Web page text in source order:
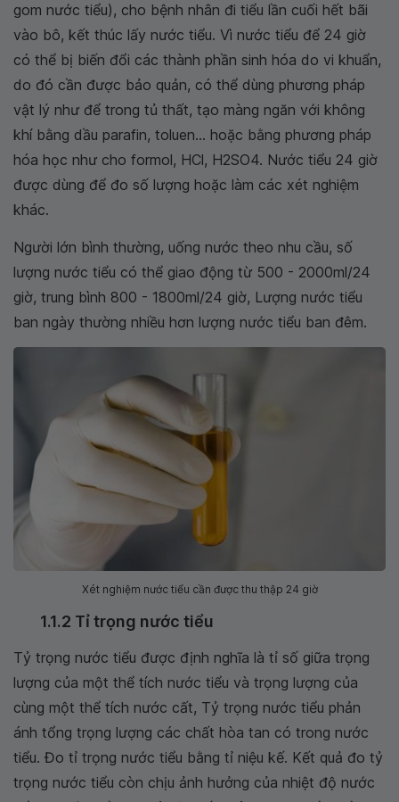
gom nước tiểu), cho bệnh nhân đi tiểu lần cuối hết bãi
vào bô, kết thúc lấy nước tiểu. Vì nước tiểu để 24 giờ
có thể bị biến đổi các thành phần sinh hóa do vi khuẩn,
do đó cần được bảo quản, có thể dùng phương pháp
vật lý như để trong tủ thất, tạo màng ngăn với không
khí bằng dầu parafin, toluen... hoặc bằng phương pháp
hóa học như cho formol, HCl, H2SO4. Nước tiểu 24 giờ
được dùng để đo số lượng hoặc làm các xét nghiệm
khác.
Người lớn bình thường, uống nước theo nhu cầu, số
lượng nước tiểu có thể giao động từ 500 - 2000ml/24
giờ, trung bình 800 - 1800ml/24 giờ, Lượng nước tiểu
ban ngày thường nhiều hơn lượng nước tiểu ban đêm.
Xét nghiệm nước tiểu cần được thu thập 24 giờ
1.1.2 Tỉ trọng nước tiểu
Tỷ trọng nước tiểu được định nghĩa là tỉ số giữa trọng
lượng của một thể tích nước tiểu và trọng lượng của
cùng một thể tích nước cất, Tỷ trọng nước tiểu phản
ánh tổng trọng lượng các chất hòa tan có trong nước
tiểu. Đo tỉ trọng nước tiểu bằng tỉ niệu kế. Kết quả đo tỷ
trọng nước tiểu còn chịu ảnh hưởng của nhiệt độ nước